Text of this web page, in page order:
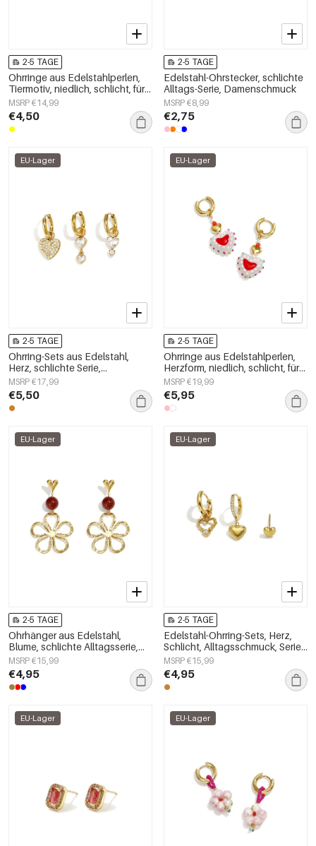
2-5 TAGE
Ohrringe aus Edelstahlperlen,
Tiermotiv, niedlich, schlicht, für
den Alltag, Damenschmuck
MSRP €14,99
€4,50
2-5 TAGE
Edelstahl-Ohrstecker, schlichte
Alltags-Serie, Damenschmuck
MSRP €8,99
€2,75
EU-Lager
2-5 TAGE
Ohrring-Sets aus Edelstahl,
Herz, schlichte Serie,
Damenschmuck
MSRP €17,99
€5,50
EU-Lager
2-5 TAGE
Ohrringe aus Edelstahlperlen,
Herzform, niedlich, schlicht, für
jeden Tag, Damenschmuck
MSRP €19,99
€5,95
EU-Lager
2-5 TAGE
Ohrhänger aus Edelstahl,
Blume, schlichte Alltagsserie,
Damenschmuck
MSRP €15,99
€4,95
EU-Lager
2-5 TAGE
Edelstahl-Ohrring-Sets, Herz,
Schlicht, Alltagsschmuck, Serie,
Damenschmuck
MSRP €15,99
€4,95
EU-Lager EU-Lager